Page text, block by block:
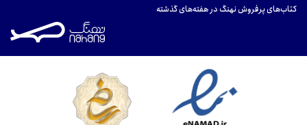
کتاب‌های پرفروش نهنگ در هفته‌های گذشته